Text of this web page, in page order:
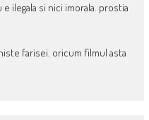
ilegala si nici imorala. prostia
farisei. oricum filmul asta